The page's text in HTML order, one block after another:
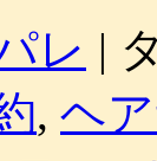
レ |
, ヘ